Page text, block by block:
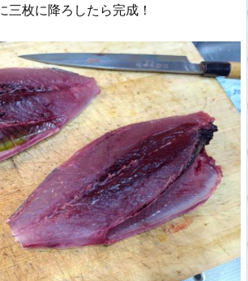
三枚に降ろしたら完成！